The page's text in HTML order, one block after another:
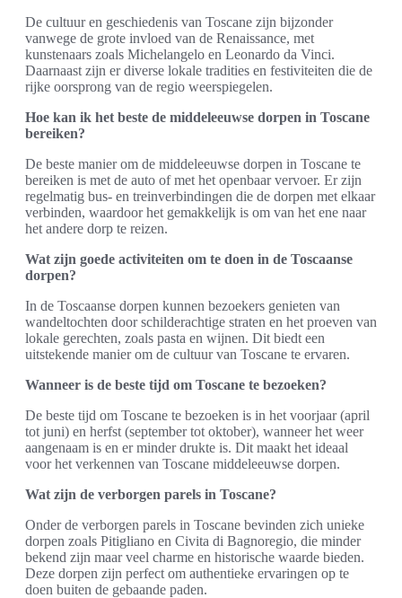
De cultuur en geschiedenis van Toscane zijn bijzonder
vanwege de grote invloed van de Renaissance, met
kunstenaars zoals Michelangelo en Leonardo da Vinci.
Daarnaast zijn er diverse lokale tradities en festiviteiten die de
rijke oorsprong van de regio weerspiegelen.
Hoe kan ik het beste de middeleeuwse dorpen in Toscane
bereiken?
De beste manier om de middeleeuwse dorpen in Toscane te
bereiken is met de auto of met het openbaar vervoer. Er zijn
regelmatig bus- en treinverbindingen die de dorpen met elkaar
verbinden, waardoor het gemakkelijk is om van het ene naar
het andere dorp te reizen.
Wat zijn goede activiteiten om te doen in de Toscaanse
dorpen?
In de Toscaanse dorpen kunnen bezoekers genieten van
wandeltochten door schilderachtige straten en het proeven van
lokale gerechten, zoals pasta en wijnen. Dit biedt een
uitstekende manier om de cultuur van Toscane te ervaren.
Wanneer is de beste tijd om Toscane te bezoeken?
De beste tijd om Toscane te bezoeken is in het voorjaar (april
tot juni) en herfst (september tot oktober), wanneer het weer
aangenaam is en er minder drukte is. Dit maakt het ideaal
voor het verkennen van Toscane middeleeuwse dorpen.
Wat zijn de verborgen parels in Toscane?
Onder de verborgen parels in Toscane bevinden zich unieke
dorpen zoals Pitigliano en Civita di Bagnoregio, die minder
bekend zijn maar veel charme en historische waarde bieden.
Deze dorpen zijn perfect om authentieke ervaringen op te
doen buiten de gebaande paden.